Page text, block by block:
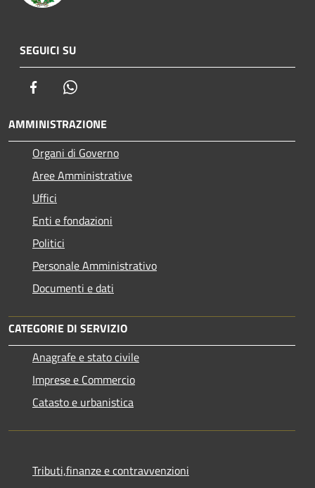
SEGUICI SU
Facebook
AMMINISTRAZIONE
Organi di Governo
Aree Amministrative
Uffici
Enti e fondazioni
Politici
Personale Amministrativo
Documenti e dati
CATEGORIE DI SERVIZIO
Anagrafe e stato civile
Imprese e Commercio
Catasto e urbanistica
Tributi,finanze e contravvenzioni